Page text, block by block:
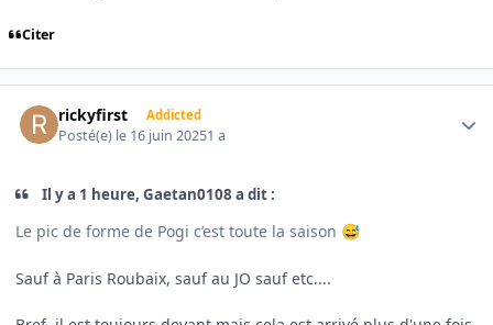
Citer
rickyfirst Addicted
Posté(e) le 16 juin 20251 a
Il y a 1 heure, Gaetan0108 a dit :
Le pic de forme de Pogi c’est toute la saison 😅
Sauf à Paris Roubaix, sauf au JO sauf etc....